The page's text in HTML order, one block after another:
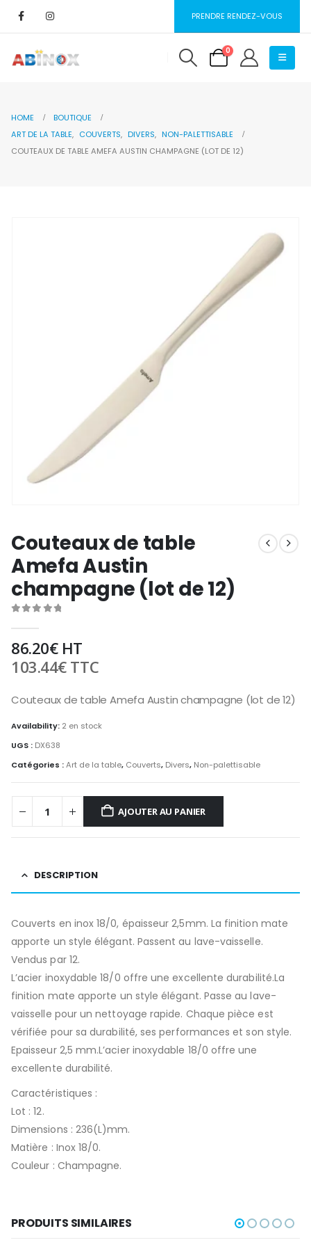
PRENDRE RENDEZ-VOUS
0
HOME
BOUTIQUE
ART DE LA TABLE, COUVERTS, DIVERS, NON-PALETTISABLE
COUTEAUX DE TABLE AMEFA AUSTIN CHAMPAGNE (LOT DE 12)
Couteaux de table
Amefa Austin
champagne (lot de 12)
86.20€HT
103.44€TTC
Couteaux de table Amefa Austin champagne (lot de 12)
Availability: 2 en stock
UGS : DX638
Catégories :Art de la table, Couverts, Divers, Non-palettisable
AJOUTER AU PANIER
DESCRIPTION
Couverts en inox 18/0, épaisseur 2,5mm. La finition mate
apporte un style élégant. Passent au lave-vaisselle.
Vendus par 12.
L’acier inoxydable 18/0 offre une excellente durabilité.La
finition mate apporte un style élégant. Passe au lave-
vaisselle pour un nettoyage rapide. Chaque pièce est
vérifiée pour sa durabilité, ses performances et son style.
Epaisseur 2,5 mm.L’acier inoxydable 18/0 offre une
excellente durabilité.
Caractéristiques :
Lot : 12.
Dimensions : 236(L)mm.
Matière : Inox 18/0.
Couleur : Champagne.
PRODUITS SIMILAIRES